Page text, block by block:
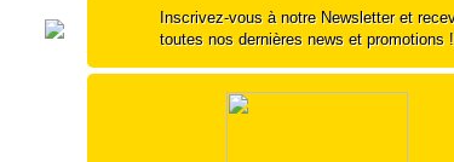
Inscrivez-vous à notre Newsletter et
toutes nos dernières news et promotions !